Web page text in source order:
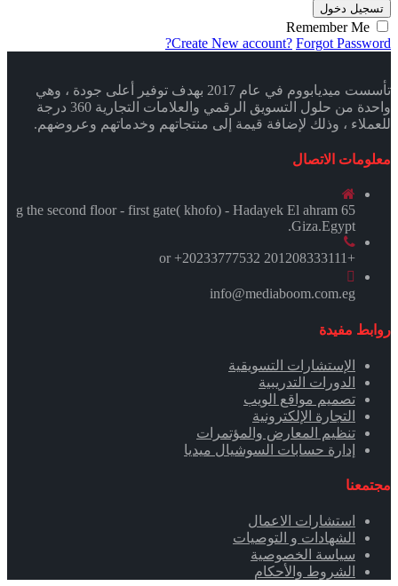
تسجيل دخول
Remember Me
Create New account? Forgot Password?
تأسست ميديابووم في عام 2017 بهدف توفير أعلى جودة ، وهي
واحدة من حلول التسويق الرقمي والعلامات التجارية 360 درجة
للعملاء ، وذلك لإضافة قيمة إلى منتجاتهم وخدماتهم وعروضهم.
معلومات الاتصال
65 g the second floor - first gate( khofo) - Hadayek El ahram
.Giza.Egypt
+201208333111 or +20233777532
info@mediaboom.com.eg
روابط مفيدة
الإستشارات التسويقية
الدورات التدريبية
تصميم مواقع الويب
التجارة الإلكترونية
تنظيم المعارض والمؤتمرات
إدارة حسابات السوشيال ميديا
مجتمعنا
استشارات الاعمال
الشهادات و التوصيات
سياسة الخصوصية
الشروط والأحكام